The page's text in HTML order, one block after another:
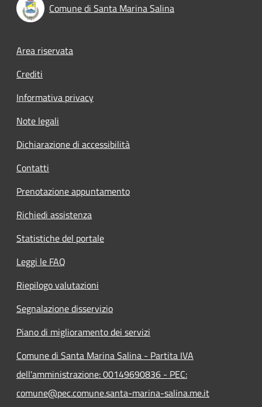
Comune di Santa Marina Salina
Footer menu
Area riservata
Crediti
Informativa privacy
Note legali
Dichiarazione di accessibilità
Contatti
Prenotazione appuntamento
Richiedi assistenza
Statistiche del portale
Leggi le FAQ
Riepilogo valutazioni
Segnalazione disservizio
Piano di miglioramento dei servizi
Comune di Santa Marina Salina - Partita IVA
dell'amministrazione: 00149690836 - PEC:
comune@pec.comune.santa-marina-salina.me.it